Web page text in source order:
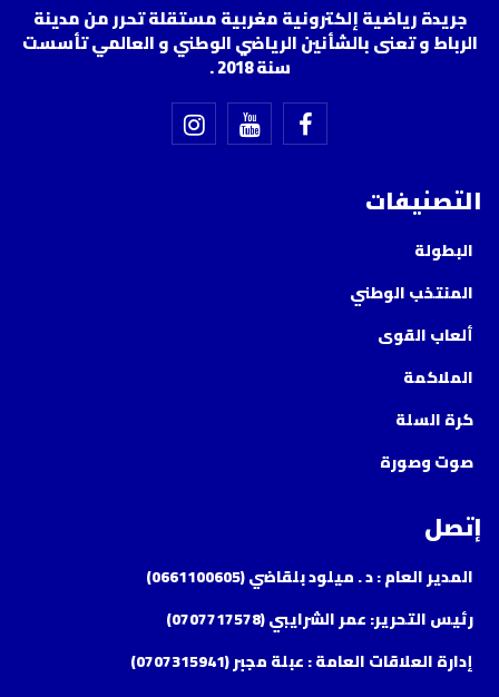
جريدة رياضية إلكترونية مغربية مستقلة تحرر من مدينة
الرباط و تعنى بالشأنين الرياضي الوطني و العالمي تأسست
سنة 2018 .
التصنيفات
البطولة
المنتخب الوطني
ألعاب القوى
الملاكمة
كرة السلة
صوت وصورة
إتصل
المدير العام : د . ميلود بلقاضي (0661100605)
رئيس التحرير: عمر الشرايبي (0707717578)
إدارة العلاقات العامة : عبلة مجبر (0707315941)